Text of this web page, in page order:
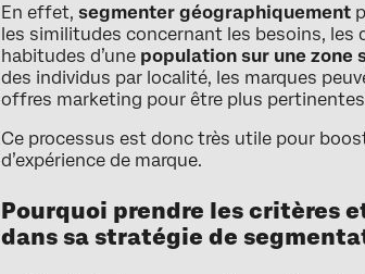
En effet, segmenter géographiquement
les similitudes concernant les besoins, les
habitudes d’une population sur une zone
des individus par localité, les marques
offres marketing pour être plus
Ce processus est donc très utile pour
d’expérience de marque.
Pourquoi prendre les critères
dans sa stratégie de